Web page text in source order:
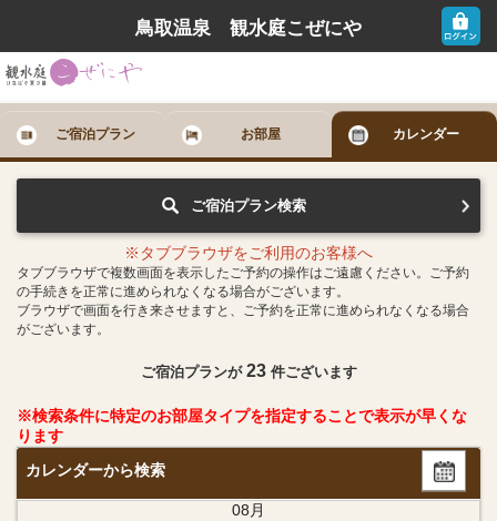
鳥取温泉 観水庭こぜにや
ご宿泊プラン お部屋 カレンダー
ご宿泊プラン検索
※タブブラウザをご利用のお客様へ
タブブラウザで複数画面を表示したご予約の操作はご遠慮ください。ご予約
の手続きを正常に進められなくなる場合がございます。
ブラウザで画面を行き来させますと、ご予約を正常に進められなくなる場合
がございます。
ご宿泊プランが 23件ございます
※検索条件に特定のお部屋タイプを指定することで表示が早くな
ります
カレンダーから検索
08月